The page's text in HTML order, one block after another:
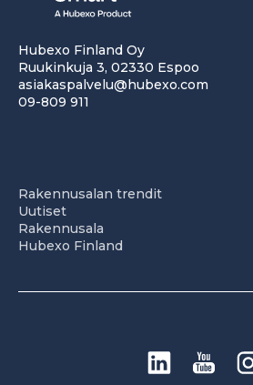
Hubexo Finland Oy
Ruukinkuja 3, 02330 Espoo
asiakaspalvelu@hubexo.com
09-809 911
Rakennusalan trendit
Uutiset
Rakennusala
Hubexo Finland